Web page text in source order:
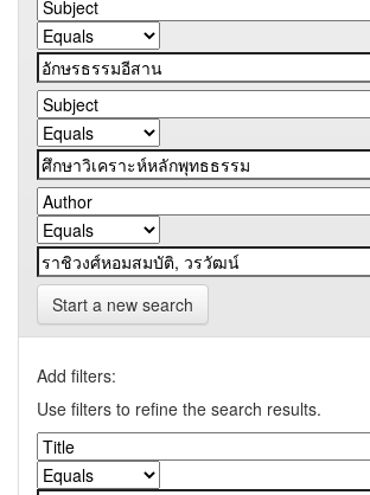
Start a new search
Add filters:
Use filters to refine the search results.